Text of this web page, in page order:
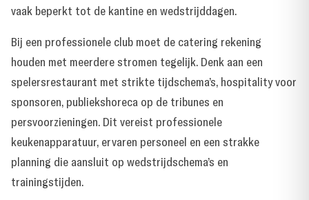
vaak beperkt tot de kantine en wedstrijddagen.
Bij een professionele club moet de catering rekening
houden met meerdere stromen tegelijk. Denk aan een
spelersrestaurant met strikte tijdschema’s, hospitality voor
sponsoren, publiekshoreca op de tribunes en
persvoorzieningen. Dit vereist professionele
keukenapparatuur, ervaren personeel en een strakke
planning die aansluit op wedstrijdschema’s en
trainingstijden.